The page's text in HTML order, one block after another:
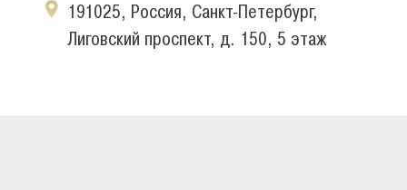
191025, Россия, Санкт-Петербург,
Лиговский проспект, д. 150, 5 этаж